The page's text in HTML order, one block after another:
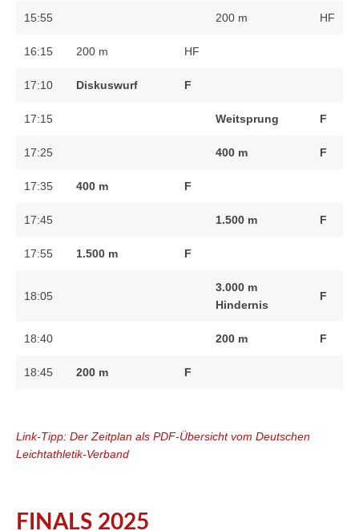
15:55 200 m HF
16:15 200 m HF
17:10 Diskuswurf F
17:15 Weitsprung F
17:25 400 m F
17:35 400 m F
17:45 1.500 m F
17:55 1.500 m F
18:05
3.000 m
Hindernis
F
18:40 200 m F
18:45 200 m F
Link-Tipp: Der Zeitplan als PDF-Übersicht vom Deutschen
Leichtathletik-Verband
FINALS 2025